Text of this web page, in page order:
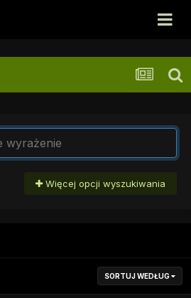
Więcej opcji wyszukiwania
SORTUJ WEDŁUG